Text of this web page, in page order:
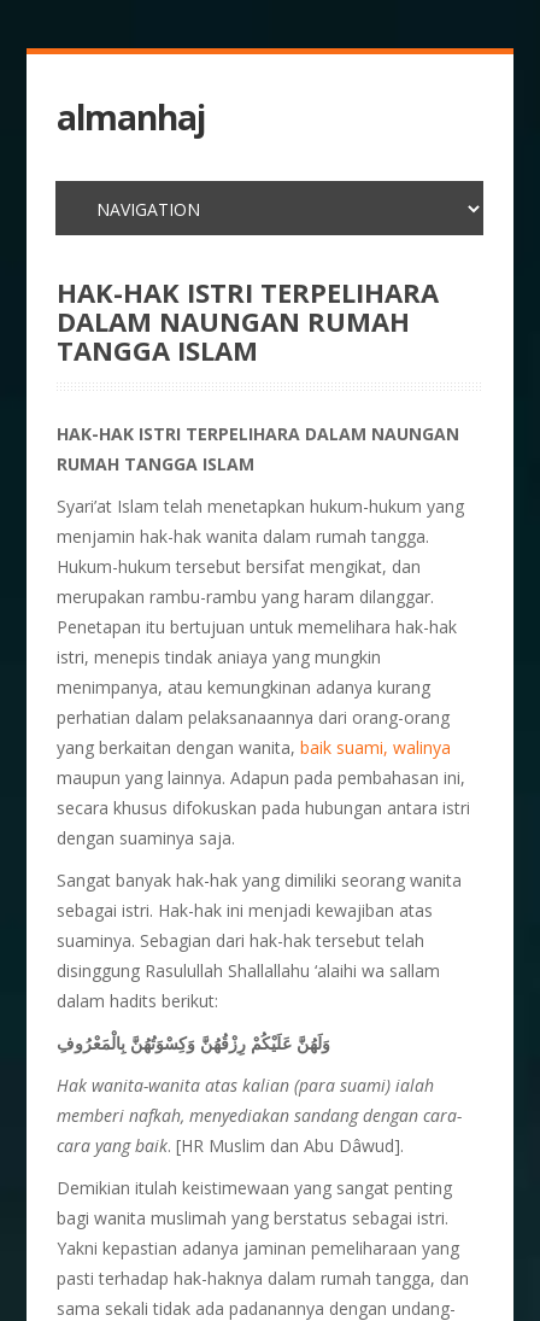
almanhaj
HAK-HAK ISTRI TERPELIHARA
DALAM NAUNGAN RUMAH
TANGGA ISLAM
HAK-HAK ISTRI TERPELIHARA DALAM NAUNGAN
RUMAH TANGGA ISLAM
Syari’at Islam telah menetapkan hukum-hukum yang
menjamin hak-hak wanita dalam rumah tangga.
Hukum-hukum tersebut bersifat mengikat, dan
merupakan rambu-rambu yang haram dilanggar.
Penetapan itu bertujuan untuk memelihara hak-hak
istri, menepis tindak aniaya yang mungkin
menimpanya, atau kemungkinan adanya kurang
perhatian dalam pelaksanaannya dari orang-orang
yang berkaitan dengan wanita,baik suami, walinya
maupun yang lainnya. Adapun pada pembahasan ini,
secara khusus difokuskan pada hubungan antara istri
dengan suaminya saja.
Sangat banyak hak-hak yang dimiliki seorang wanita
sebagai istri. Hak-hak ini menjadi kewajiban atas
suaminya. Sebagian dari hak-hak tersebut telah
disinggung Rasulullah Shallallahu ‘alaihi wa sallam
dalam hadits berikut:
وَلَهُنَّ عَلَيْكُمْ رِزْقُهُنَّ وَكِسْوَتُهُنَّ بِالْمَعْرُوفِ
Hak wanita-wanita atas kalian (para suami) ialah
memberi nafkah, menyediakan sandang dengan cara-
cara yang baik. [HR Muslim dan Abu Dâwud].
Demikian itulah keistimewaan yang sangat penting
bagi wanita muslimah yang berstatus sebagai istri.
Yakni kepastian adanya jaminan pemeliharaan yang
pasti terhadap hak-haknya dalam rumah tangga, dan
sama sekali tidak ada padanannya dengan undang-